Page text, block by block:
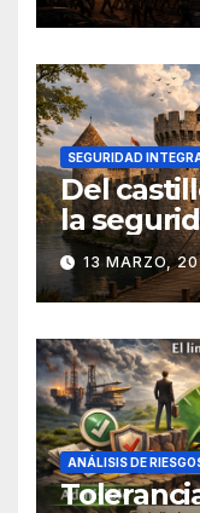
SEGURIDAD
Del
la
13 MARZO,
ANÁLISIS DE